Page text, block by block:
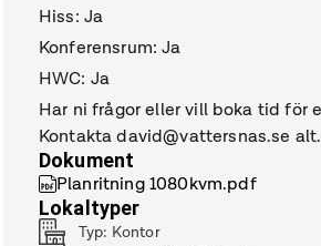
Hiss: Ja
Konferensrum: Ja
HWC: Ja
Har ni frågor eller vill boka tid för
Kontakta david@vattersnas.se
Dokument
Planritning 1080kvm.pdf
Lokaltyper
Typ: Kontor